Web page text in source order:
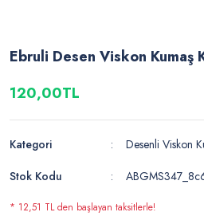
Ebruli Desen Viskon Kumaş
120,00TL
Kategori
Desenli Viskon
Stok Kodu
* 12,51 TL den başlayan taksitlerle!